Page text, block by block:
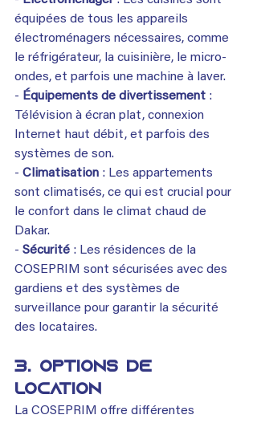
équipées de tous les appareils
électroménagers nécessaires, comme
le réfrigérateur, la cuisinière, le micro-
ondes, et parfois une machine à laver.
- Équipements de divertissement :
Télévision à écran plat, connexion
Internet haut débit, et parfois des
systèmes de son.
- Climatisation : Les appartements
sont climatisés, ce qui est crucial pour
le confort dans le climat chaud de
Dakar.
- Sécurité : Les résidences de la
COSEPRIM sont sécurisées avec des
gardiens et des systèmes de
surveillance pour garantir la sécurité
des locataires.
3. Options de
location
La COSEPRIM offre différentes